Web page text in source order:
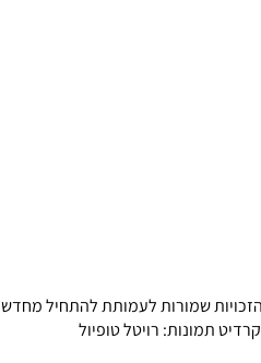
קרדיט תמונות: רויטל טופיול